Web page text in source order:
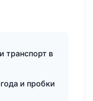
транспорт в
и пробки